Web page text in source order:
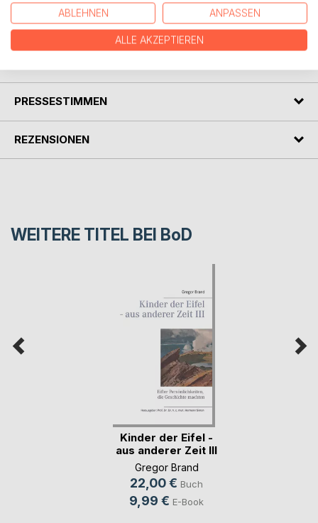
Eifelgedichte gestalten mit ihrem eigentümlichen Ton und
Stil die Literaturlandschaft Eifel unverwechselbar mit.
PRESSESTIMMEN
REZENSIONEN
WEITERE TITEL BEI BoD
Kinder der Eifel -
aus anderer Zeit III
Gregor Brand
22,00 € Buch
9,99 € E-Book
ABLEHNEN ANPASSEN
ALLE AKZEPTIEREN